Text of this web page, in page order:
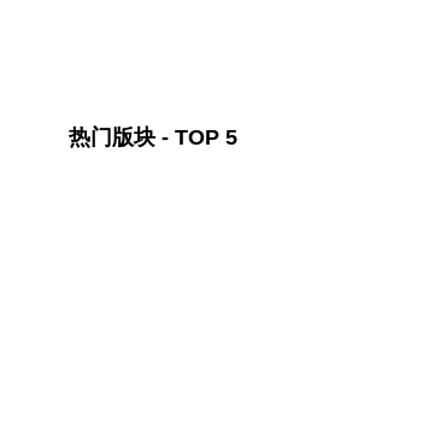
热门版块 - TOP 5